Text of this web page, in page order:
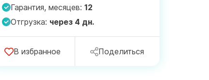
Гарантия, месяцев: 12
Отгрузка: через 4 дн.
В избранное Поделиться